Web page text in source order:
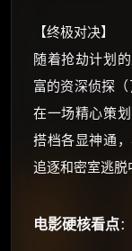
【终极对决】
随着抢劫计划
富的资深侦探（
在一场精心策
搭档各显神通
追逐和密室逃脱
电影硬核看点：